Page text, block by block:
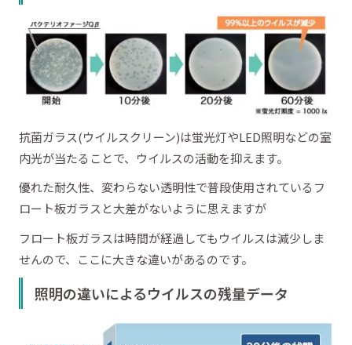
抗菌ガラス(ウイルスクリーン)は蛍光灯やLED照明などの室
内光が当たることで、ウイルスの活動を抑えます。
優れた耐久性、変わらない透明性で普段使用されているフ
ロート板ガラスと大差がないように思えますが
フロート板ガラスは時間が経過してもウイルスは減少しま
せんので、ここに大きな違いがあるのです。
照明の違いによるウイルスの残量データ